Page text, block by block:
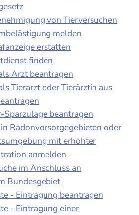
von Tierversuchen
melden
erstatten
finden
Arzt beantragen
Tierarzt oder Tierärztin aus
beantragen
Radonvorsorgegebieten oder
mit erhöhter
anmelden
im Anschluss an
Bundesgebiet
- Eintragung beantragen
- Eintragung einer